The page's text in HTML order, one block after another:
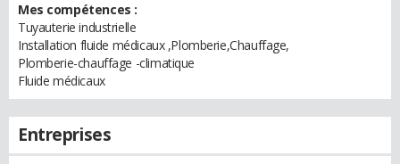
Mes compétences :
Tuyauterie industrielle
Installation fluide médicaux ,Plomberie,Chauffage,
Plomberie-chauffage -climatique
Fluide médicaux
Entreprises